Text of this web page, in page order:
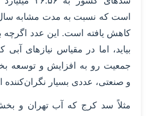
کاهش یافته است. این عدد اگرچه
بیاید، اما در مقیاس نیازهای
جمعیت رو به افزایش و توسعه
و صنعتی، عددی بسیار
مثلاً سد کرج که آب تهران و